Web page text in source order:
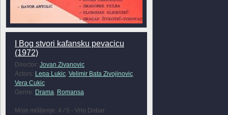
I Bog stvori kafansku pevacicu
(1972)
Director: Jovan Zivanovic
Actors: Lepa Lukic, Velimir Bata Zivojinovic,
Vera Cukic
Genre: Drama Romansa
Moje mišljenje: 4 / 5 - Vrlo Dobar